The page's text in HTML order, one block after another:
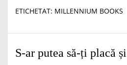
ETICHETAT: MILLENNIUM BOOKS
S-ar putea să-ți placă și